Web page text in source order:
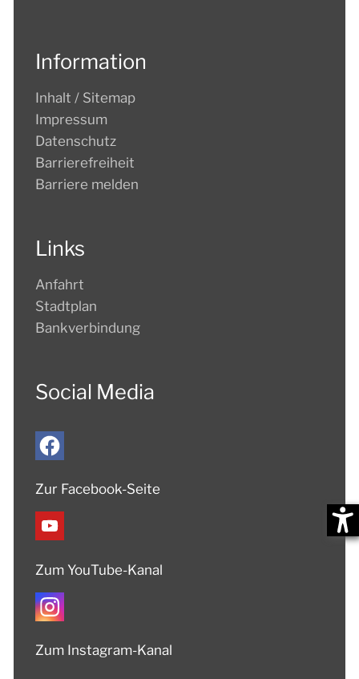
Information
Inhalt / Sitemap
Impressum
Datenschutz
Barrierefreiheit
Barriere melden
Links
Anfahrt
Stadtplan
Bankverbindung
Social Media
Zur Facebook-Seite
Zum YouTube-Kanal
Zum Instagram-Kanal